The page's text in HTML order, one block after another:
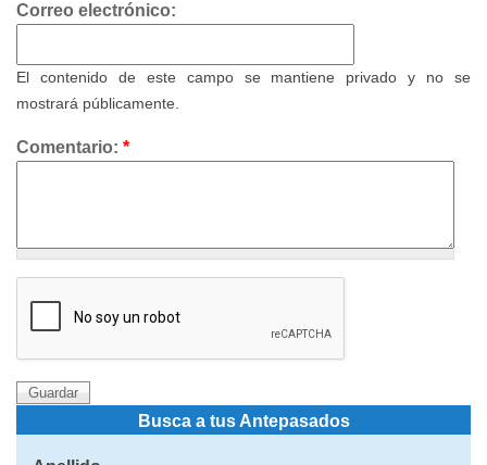
Correo electrónico:
El contenido de este campo se mantiene privado y no se
mostrará públicamente.
Comentario: *
Busca a tus Antepasados